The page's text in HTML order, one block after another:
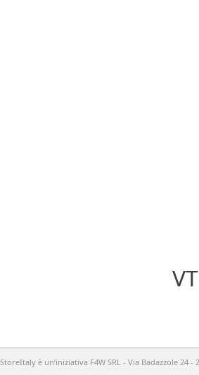
StoreItaly è un’iniziativa F4W SRL - Via Badazzole 24